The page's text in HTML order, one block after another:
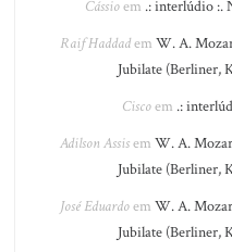
Cássioem .: interlúdio :.
Raif Haddadem W. A.
Jubilate (Berliner,
Ciscoem .:
Adilson Assisem W. A.
Jubilate (Berliner,
José Eduardoem W. A.
Jubilate (Berliner,